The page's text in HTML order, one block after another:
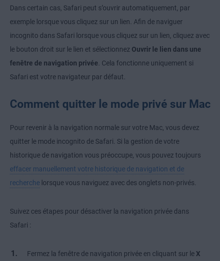
Dans certain cas, Safari peut s’ouvrir automatiquement, par
exemple lorsque vous cliquez sur un lien. Afin de naviguer
incognito dans Safari lorsque vous cliquez sur un lien, cliquez avec
le bouton droit sur le lien et sélectionnez Ouvrir le lien dans une
fenêtre de navigation privée. Cela fonctionne uniquement si
Safari est votre navigateur par défaut.
Comment quitter le mode privé sur Mac
Pour revenir à la navigation normale sur votre Mac, vous devez
quitter le mode incognito de Safari. Si la gestion de votre
historique de navigation vous préoccupe, vous pouvez toujours
effacer manuellement votre historique de navigation et de
recherche lorsque vous naviguez avec des onglets non-privés.
Suivez ces étapes pour désactiver la navigation privée dans
Safari :
Fermez la fenêtre de navigation privée en cliquant sur leX